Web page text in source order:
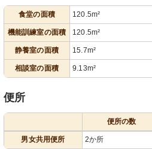
食堂の面積 120.5m²
機能訓練室の面積 120.5m²
静養室の面積 15.7m²
相談室の面積 9.13m²
便所
便所の数
男女共用便所 2か所